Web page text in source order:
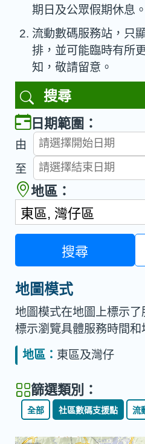
期日及公眾假期休息。
流動數碼服務站，只
排，並可能臨時有所
知，敬請留意。
搜尋
日期範圍：
由
至
地區：
東區, 灣仔區
搜尋
地圖模式
地圖模式在地圖上標示
標示瀏覽具體服務時間和
地區： 東區及灣仔
篩選類別：
全部 社區數碼支援點 流